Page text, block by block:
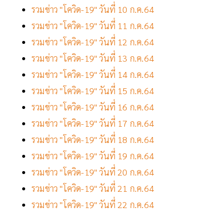
รวมข่าว "โควิด-19" วันที่ 10 ก.ค.64
รวมข่าว "โควิด-19" วันที่ 11 ก.ค.64
รวมข่าว "โควิด-19" วันที่ 12 ก.ค.64
รวมข่าว "โควิด-19" วันที่ 13 ก.ค.64
รวมข่าว "โควิด-19" วันที่ 14 ก.ค.64
รวมข่าว "โควิด-19" วันที่ 15 ก.ค.64
รวมข่าว "โควิด-19" วันที่ 16 ก.ค.64
รวมข่าว "โควิด-19" วันที่ 17 ก.ค.64
รวมข่าว "โควิด-19" วันที่ 18 ก.ค.64
รวมข่าว "โควิด-19" วันที่ 19 ก.ค.64
รวมข่าว "โควิด-19" วันที่ 20 ก.ค.64
รวมข่าว "โควิด-19" วันที่ 21 ก.ค.64
รวมข่าว "โควิด-19" วันที่ 22 ก.ค.64